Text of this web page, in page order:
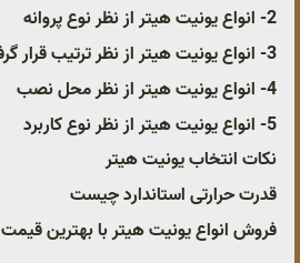
2- انواع یونیت هیتر از نظر نوع پروانه
3- انواع یونیت هیتر از نظر ترتیب قرار گرفتن قطعات
4- انواع یونیت هیتر از نظر محل نصب
5- انواع یونیت هیتر از نظر نوع کاربرد
نکات انتخاب یونیت هیتر
قدرت حرارتی استاندارد چیست
فروش انواع یونیت هیتر با بهترین قیمت